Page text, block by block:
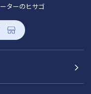
ターのヒサゴ